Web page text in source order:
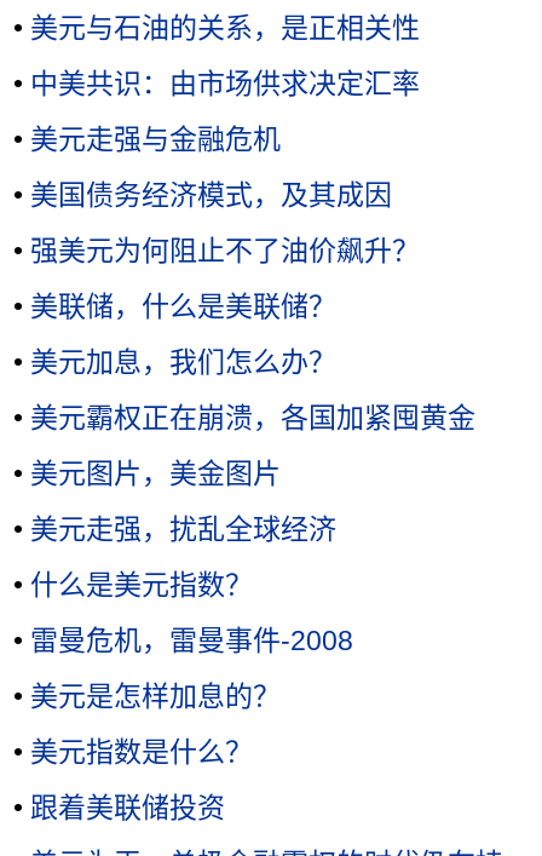
• 美元与石油的关系，是正相关性
• 中美共识：由市场供求决定汇率
• 美元走强与金融危机
• 美国债务经济模式，及其成因
• 强美元为何阻止不了油价飙升？
• 美联储，什么是美联储？
• 美元加息，我们怎么办？
• 美元霸权正在崩溃，各国加紧囤黄金
• 美元图片，美金图片
• 美元走强，扰乱全球经济
• 什么是美元指数？
• 雷曼危机，雷曼事件-2008
• 美元是怎样加息的？
• 美元指数是什么？
• 跟着美联储投资